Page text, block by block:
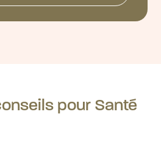
pour Santé